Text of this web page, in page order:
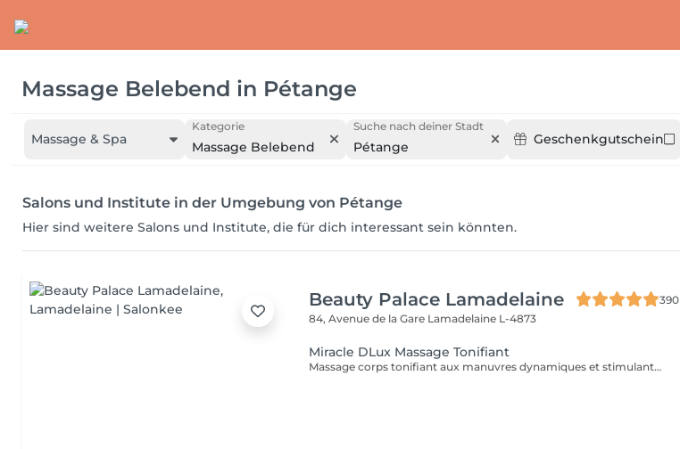
Massage Belebend in Pétange
Massage & Spa
Kategorie
Massage Belebend
Suche nach deiner Stadt
Pétange Geschenkgutschein
Salons und Institute in der Umgebung von Pétange
Hier sind weitere Salons und Institute, die für dich interessant sein könnten.
Beauty Palace Lamadelaine
390
84, Avenue de la Gare Lamadelaine L-4873
Miracle DLux Massage Tonifiant
Massage corps tonifiant aux manuvres dynamiques et stimulantes, conçu pour raffermir, relancer la circulation et redonner de l'énergie au corps. Un soin effet miracle qui laisse la peau tonifiée, le corps léger et revitalisé.